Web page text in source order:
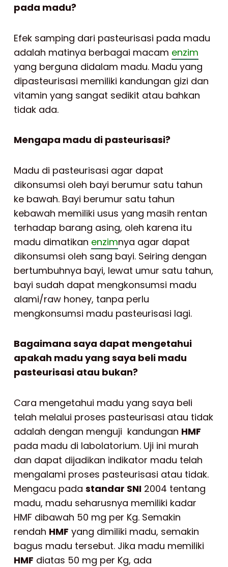
pada madu?
Efek samping dari pasteurisasi pada madu
adalah matinya berbagai macam enzim
yang berguna didalam madu. Madu yang
dipasteurisasi memiliki kandungan gizi dan
vitamin yang sangat sedikit atau bahkan
tidak ada.
Mengapa madu di pasteurisasi?
Madu di pasteurisasi agar dapat
dikonsumsi oleh bayi berumur satu tahun
ke bawah. Bayi berumur satu tahun
kebawah memiliki usus yang masih rentan
terhadap barang asing, oleh karena itu
madu dimatikan enzimnya agar dapat
dikonsumsi oleh sang bayi. Seiring dengan
bertumbuhnya bayi, lewat umur satu tahun,
bayi sudah dapat mengkonsumsi madu
alami/raw honey, tanpa perlu
mengkonsumsi madu pasteurisasi lagi.
Bagaimana saya dapat mengetahui
apakah madu yang saya beli madu
pasteurisasi atau bukan?
Cara mengetahui madu yang saya beli
telah melalui proses pasteurisasi atau tidak
adalah dengan menguji kandungan HMF
pada madu di labolatorium. Uji ini murah
dan dapat dijadikan indikator madu telah
mengalami proses pasteurisasi atau tidak.
Mengacu pada standar SNI 2004 tentang
madu, madu seharusnya memiliki kadar
HMF dibawah 50 mg per Kg. Semakin
rendah HMF yang dimiliki madu, semakin
bagus madu tersebut. Jika madu memiliki
HMF diatas 50 mg per Kg, ada